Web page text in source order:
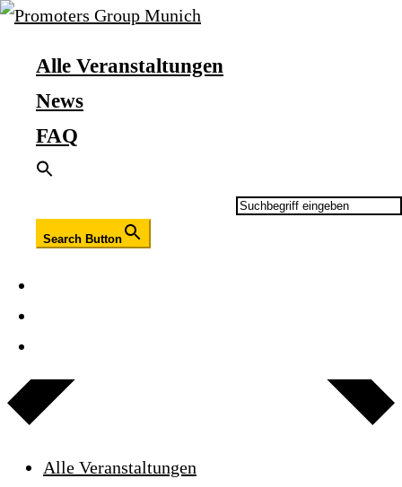
Alle Veranstaltungen
Alle Veranstaltungen
News
FAQ
Search Button